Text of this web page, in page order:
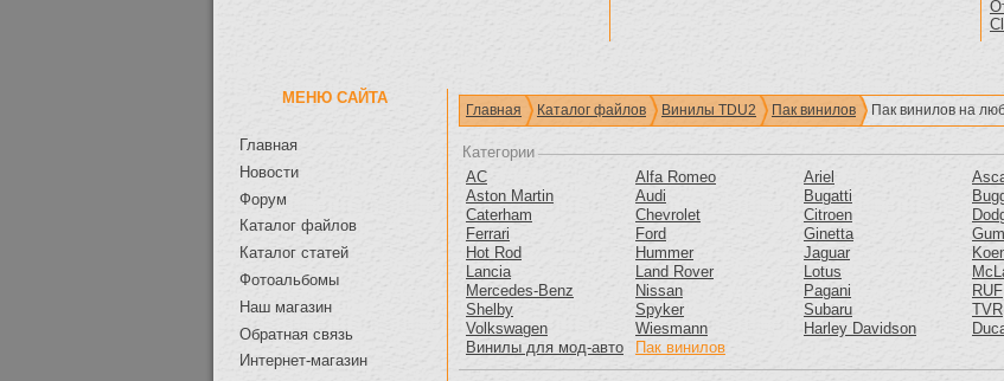
МЕНЮ САЙТА
Главная
Новости
Форум
Каталог файлов
Каталог статей
Фотоальбомы
Наш магазин
Обратная связь
Интернет-магазин
Главная Каталог файлов Винилы TDU2 Пак винилов Пак винилов на
Категории
AC
Alfa Romeo Ariel
Aston Martin
Audi Bugatti
Caterham
Chevrolet Citroen
Ferrari
Ford Ginetta
Hot Rod
Hummer Jaguar
Lancia
Land Rover Lotus
Mercedes-Benz
Nissan Pagani
RUF
Shelby
Spyker Subaru
TVR
Volkswagen
Wiesmann Harley Davidson
Винилы для мод-авто
Пак винилов